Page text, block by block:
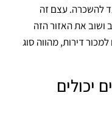
להשכרה. עצם זה
ושוב את האזור הזה
דירות, מהווה סוג
יכולים